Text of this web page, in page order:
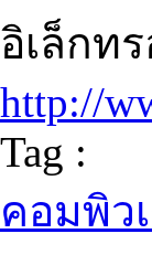
อิเล็กท
http://
Tag :
คอมพิว